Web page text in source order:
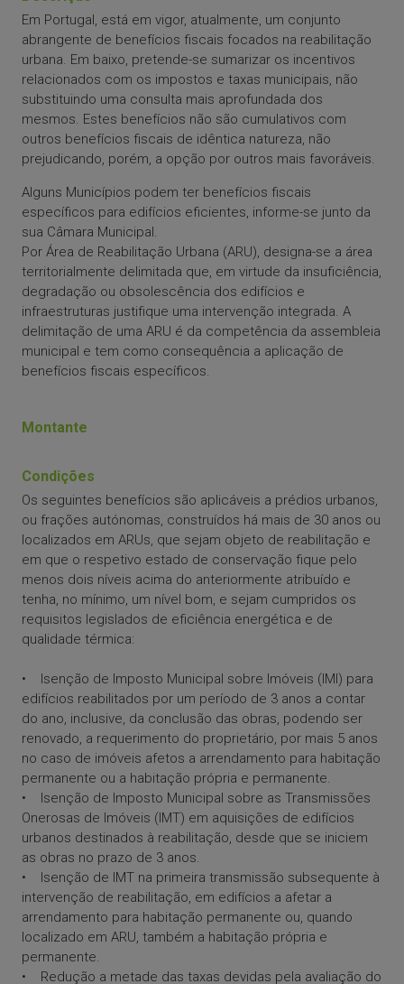
Em Portugal, está em vigor, atualmente, um conjunto
abrangente de benefícios fiscais focados na reabilitação
urbana. Em baixo, pretende-se sumarizar os incentivos
relacionados com os impostos e taxas municipais, não
substituindo uma consulta mais aprofundada dos
mesmos. Estes benefícios não são cumulativos com
outros benefícios fiscais de idêntica natureza, não
prejudicando, porém, a opção por outros mais favoráveis.
Alguns Municípios podem ter benefícios fiscais
específicos para edifícios eficientes, informe-se junto da
sua Câmara Municipal.
Por Área de Reabilitação Urbana (ARU), designa-se a área
territorialmente delimitada que, em virtude da insuficiência,
degradação ou obsolescência dos edifícios e
infraestruturas justifique uma intervenção integrada. A
delimitação de uma ARU é da competência da assembleia
municipal e tem como consequência a aplicação de
benefícios fiscais específicos.
Montante
Condições
Os seguintes benefícios são aplicáveis a prédios urbanos,
ou frações autónomas, construídos há mais de 30 anos ou
localizados em ARUs, que sejam objeto de reabilitação e
em que o respetivo estado de conservação fique pelo
menos dois níveis acima do anteriormente atribuído e
tenha, no mínimo, um nível bom, e sejam cumpridos os
requisitos legislados de eficiência energética e de
qualidade térmica:
• Isenção de Imposto Municipal sobre Imóveis (IMI) para
edifícios reabilitados por um período de 3 anos a contar
do ano, inclusive, da conclusão das obras, podendo ser
renovado, a requerimento do proprietário, por mais 5 anos
no caso de imóveis afetos a arrendamento para habitação
permanente ou a habitação própria e permanente.
• Isenção de Imposto Municipal sobre as Transmissões
Onerosas de Imóveis (IMT) em aquisições de edifícios
urbanos destinados à reabilitação, desde que se iniciem
as obras no prazo de 3 anos.
• Isenção de IMT na primeira transmissão subsequente à
intervenção de reabilitação, em edifícios a afetar a
arrendamento para habitação permanente ou, quando
localizado em ARU, também a habitação própria e
permanente.
• Redução a metade das taxas devidas pela avaliação do